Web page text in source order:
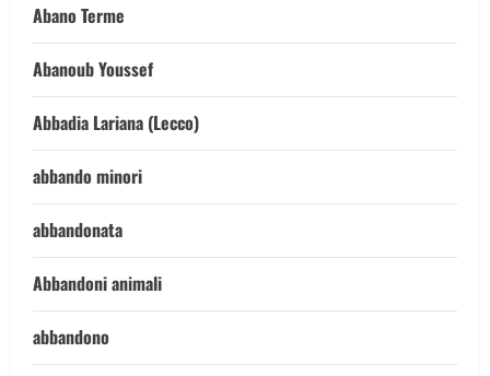
Abano Terme
Abanoub Youssef
Abbadia Lariana (Lecco)
abbando minori
abbandonata
Abbandoni animali
abbandono